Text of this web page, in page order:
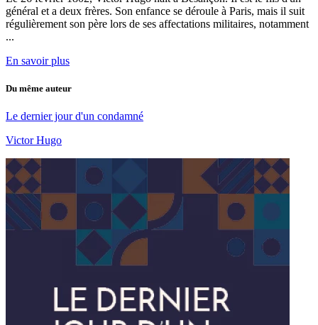
général et a deux frères. Son enfance se déroule à Paris, mais il suit
régulièrement son père lors de ses affectations militaires, notamment
...
En savoir plus
Du même auteur
Le dernier jour d'un condamné
Victor Hugo